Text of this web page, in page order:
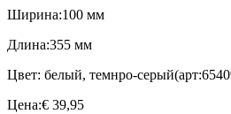
Ширина:100 мм
Длина:355 мм
Цвет: белый, темнро-серый(арт:
Цена:€ 39,95